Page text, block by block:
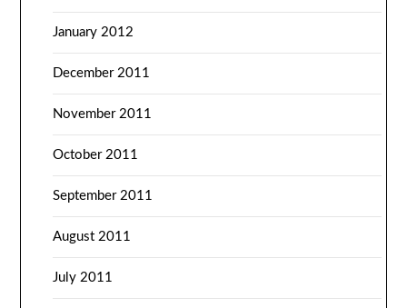
January 2012
December 2011
November 2011
October 2011
September 2011
August 2011
July 2011